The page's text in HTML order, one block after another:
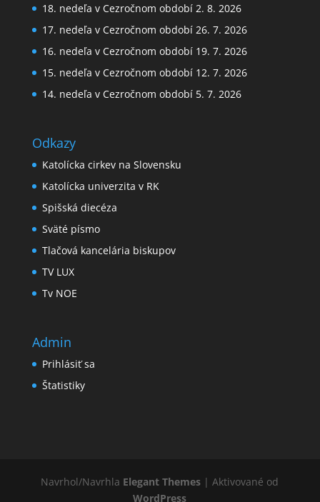
18. nedeľa v Cezročnom období 2. 8. 2026
17. nedeľa v Cezročnom období 26. 7. 2026
16. nedeľa v Cezročnom období 19. 7. 2026
15. nedeľa v Cezročnom období 12. 7. 2026
14. nedeľa v Cezročnom období 5. 7. 2026
Odkazy
Katolícka cirkev na Slovensku
Katolícka univerzita v RK
Spišská diecéza
Sväté písmo
Tlačová kancelária biskupov
TV LUX
Tv NOE
Admin
Prihlásiť sa
Štatistiky
Navrhol/Navrhla Elegant Themes | Aktivované od
WordPress